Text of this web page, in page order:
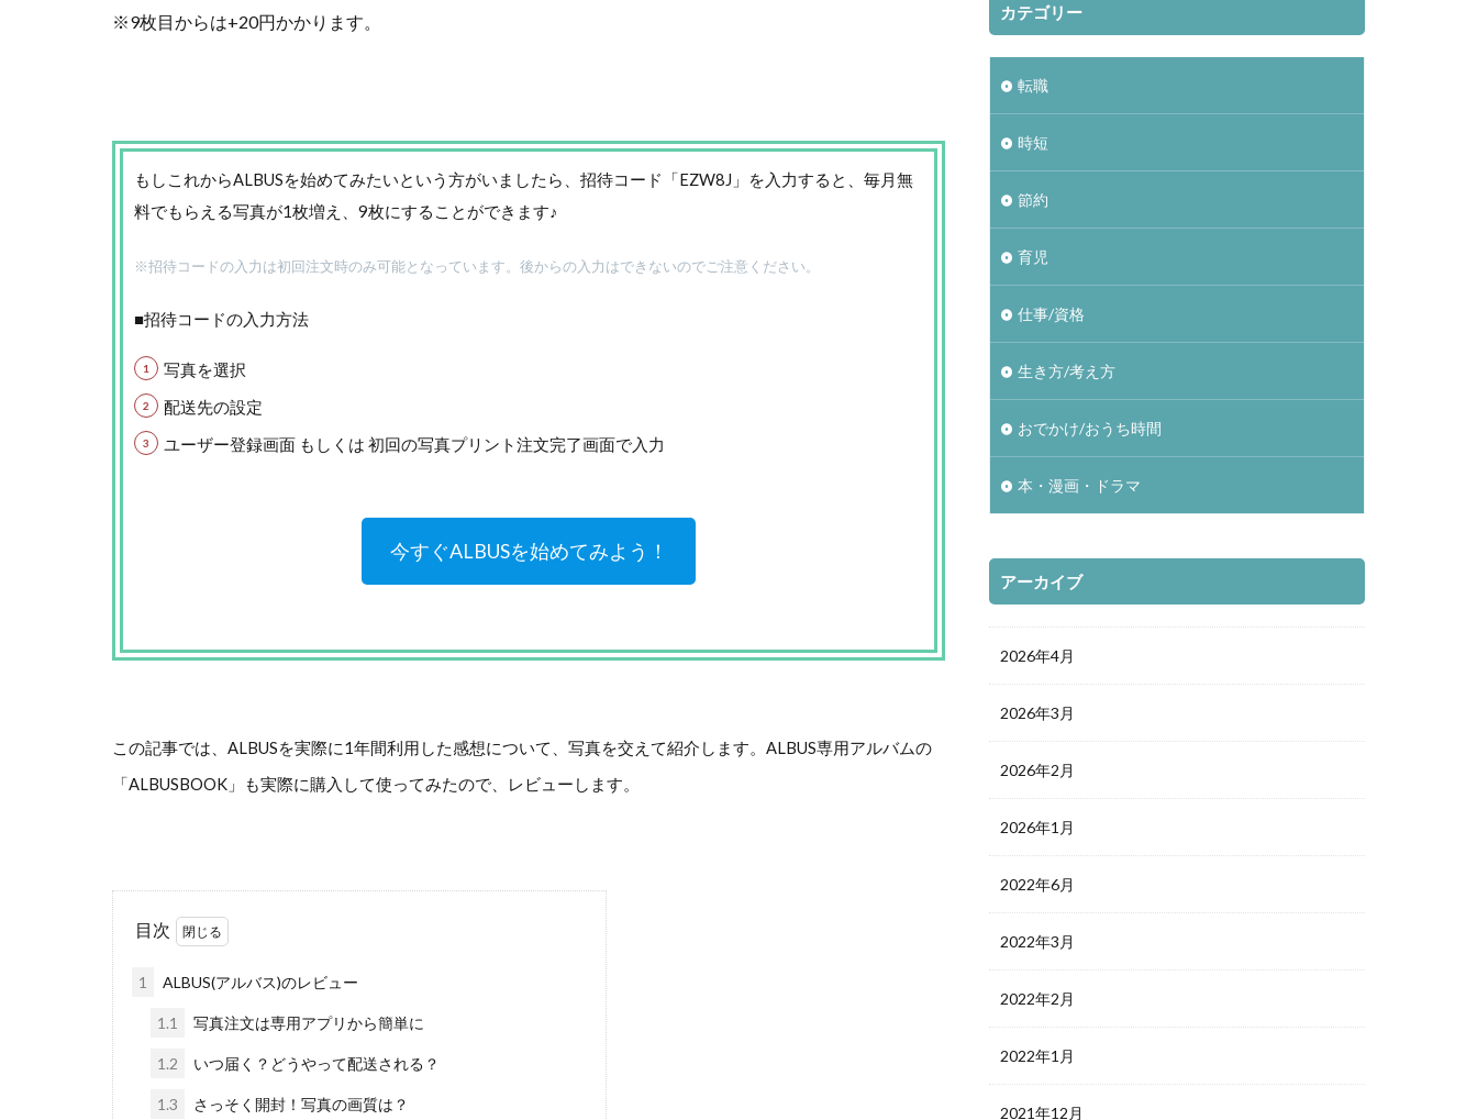
※9枚目からは+20円かかります。
もしこれからALBUSを始めてみたいという方がいましたら、招待コード「EZW8J」を入力すると、毎月無
料でもらえる写真が1枚増え、9枚にすることができます♪
※招待コードの入力は初回注文時のみ可能となっています。後からの入力はできないのでご注意ください。
■招待コードの入力方法
写真を選択
配送先の設定
ユーザー登録画面 もしくは 初回の写真プリント注文完了画面で入力
今すぐALBUSを始めてみよう！
この記事では、ALBUSを実際に1年間利用した感想について、写真を交えて紹介します。ALBUS専用アルバムの
「ALBUSBOOK」も実際に購入して使ってみたので、レビューします。
目次
1 ALBUS(アルバス)のレビュー
1.1 写真注文は専用アプリから簡単に
1.2 いつ届く？どうやって配送される？
1.3 さっそく開封！写真の画質は？
カテゴリー
転職
時短
節約
育児
仕事/資格
生き方/考え方
おでかけ/おうち時間
本・漫画・ドラマ
アーカイブ
2026年4月
2026年3月
2026年2月
2026年1月
2022年6月
2022年3月
2022年2月
2022年1月
2021年12月